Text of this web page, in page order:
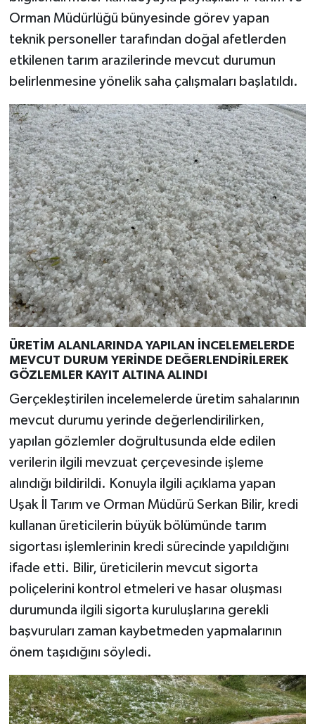
Orman Müdürlüğü bünyesinde görev yapan
teknik personeller tarafından doğal afetlerden
etkilenen tarım arazilerinde mevcut durumun
belirlenmesine yönelik saha çalışmaları başlatıldı.
ÜRETİM ALANLARINDA YAPILAN İNCELEMELERDE
MEVCUT DURUM YERİNDE DEĞERLENDİRİLEREK
GÖZLEMLER KAYIT ALTINA ALINDI
Gerçekleştirilen incelemelerde üretim sahalarının
mevcut durumu yerinde değerlendirilirken,
yapılan gözlemler doğrultusunda elde edilen
verilerin ilgili mevzuat çerçevesinde işleme
alındığı bildirildi. Konuyla ilgili açıklama yapan
Uşak İl Tarım ve Orman Müdürü Serkan Bilir, kredi
kullanan üreticilerin büyük bölümünde tarım
sigortası işlemlerinin kredi sürecinde yapıldığını
ifade etti. Bilir, üreticilerin mevcut sigorta
poliçelerini kontrol etmeleri ve hasar oluşması
durumunda ilgili sigorta kuruluşlarına gerekli
başvuruları zaman kaybetmeden yapmalarının
önem taşıdığını söyledi.